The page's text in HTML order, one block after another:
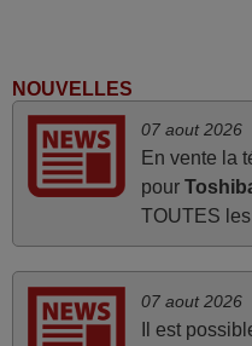
NOUVELLES
07 aout 2026
En vente la
pour
TOUTES
07 aout 2026
Il est